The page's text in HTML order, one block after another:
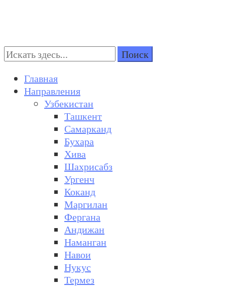
Turkestan Travel
Discover Central Asia
Поиск:
Главная
Направления
Узбекистан
Ташкент
Самарканд
Бухара
Хива
Шахрисабз
Ургенч
Коканд
Маргилан
Фергана
Андижан
Наманган
Навои
Нукус
Термез